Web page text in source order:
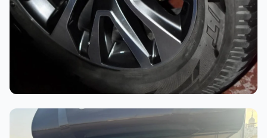
أثناء العمل